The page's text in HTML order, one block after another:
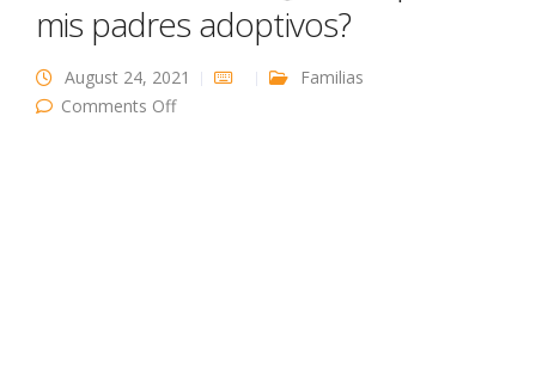
mis padres adoptivos?
August 24, 2021
Familias
Comments Offon Si soy ciudadano estadounidense, ¿Puedo